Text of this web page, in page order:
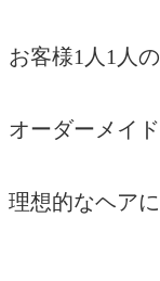
お客様1人1人
オーダーメイ
理想的なヘア